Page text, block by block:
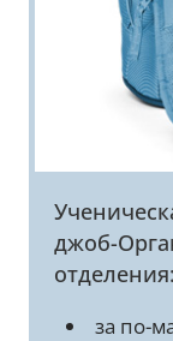
джоб-
отделения:
за по-